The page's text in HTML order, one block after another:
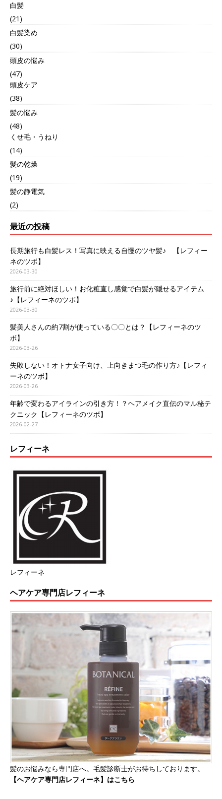
白髪
(21)
白髪染め
(30)
頭皮の悩み
(47)
頭皮ケア
(38)
髪の悩み
(48)
くせ毛・うねり
(14)
髪の乾燥
(19)
髪の静電気
(2)
最近の投稿
長期旅行も白髪レス！写真に映える自慢のツヤ髪♪ 【レフィー
ネのツボ】
2026-03-30
旅行前に絶対ほしい！お化粧直し感覚で白髪が隠せるアイテム
♪【レフィーネのツボ】
2026-03-30
髪美人さんの約7割が使っている〇〇とは？【レフィーネのツ
ボ】
2026-03-26
失敗しない！オトナ女子向け、上向きまつ毛の作り方♪【レフィ
ーネのツボ】
2026-03-26
年齢で変わるアイラインの引き方！？ヘアメイク直伝のマル秘テ
クニック【レフィーネのツボ】
2026-02-27
レフィーネ
レフィーネ
ヘアケア専門店レフィーネ
髪のお悩みなら専門店へ。毛髪診断士がお待ちしております。
【ヘアケア専門店レフィーネ】はこちら